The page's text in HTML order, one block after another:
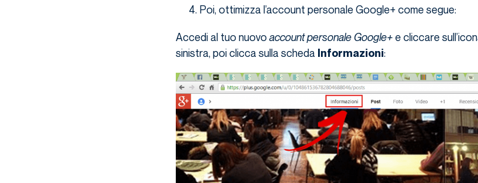
Poi, ottimizza l’account personale Google+ come segue:
Accedi al tuo nuovo accountpersonale Google+e cliccare
sinistra, poi clicca sulla scheda Informazioni: